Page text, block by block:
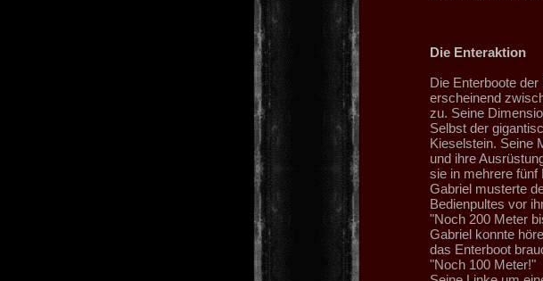
Die Enteraktion
Die Enterboote
erscheinend
zu. Seine
Selbst der
Kieselstein. Seine
und ihre
sie in mehrere fünf
Gabriel musterte
Bedienpultes vor
"Noch 200 Meter
Gabriel konnte
das Enterboot
"Noch 100 Meter!"